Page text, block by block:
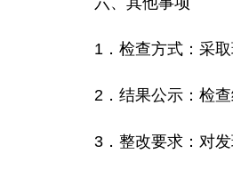
1． 检查方式 ：采
2． 结果公示 ：检
3． 整改要求 ：对